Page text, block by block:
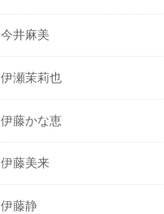
今井麻美
伊瀬茉莉也
伊藤かな恵
伊藤美来
伊藤静